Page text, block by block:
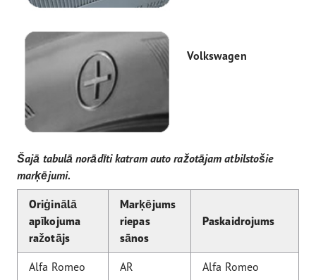
Volkswagen
Šajā tabulā norādīti katram auto ražotājam atbilstošie
marķējumi.
Oriģinālā
apīkojuma
ražotājs
Marķējums
riepas
sānos
Paskaidrojums
Alfa Romeo AR Alfa Romeo